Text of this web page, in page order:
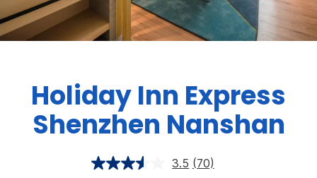
Holiday Inn Express
Shenzhen Nanshan
3.5 (70)